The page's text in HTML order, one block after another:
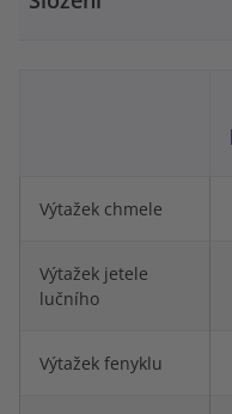
Výtažek chmele
Výtažek jetele
lučního
Výtažek fenyklu